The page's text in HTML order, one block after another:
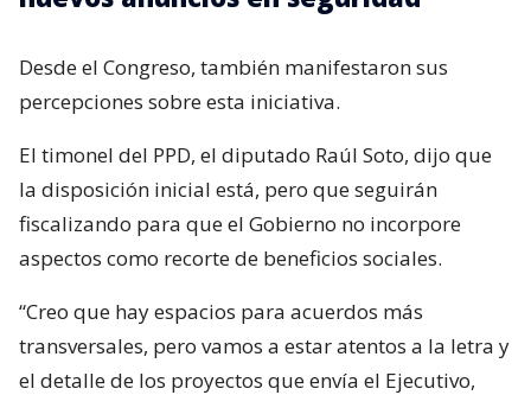
Desde el Congreso, también manifestaron sus
percepciones sobre esta iniciativa.
El timonel del PPD, el diputado Raúl Soto, dijo que
la disposición inicial está, pero que seguirán
fiscalizando para que el Gobierno no incorpore
aspectos como recorte de beneficios sociales.
“Creo que hay espacios para acuerdos más
transversales, pero vamos a estar atentos a la letra y
el detalle de los proyectos que envía el Ejecutivo,